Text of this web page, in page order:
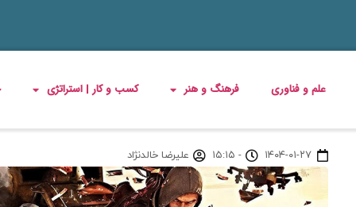
علم و فناوری فرهنگ و هنر کسب و کار | استراتژی
۱۴۰۴-۰۱-۲۷ - ۱۵:۱۵ علیرضا خالدنژاد